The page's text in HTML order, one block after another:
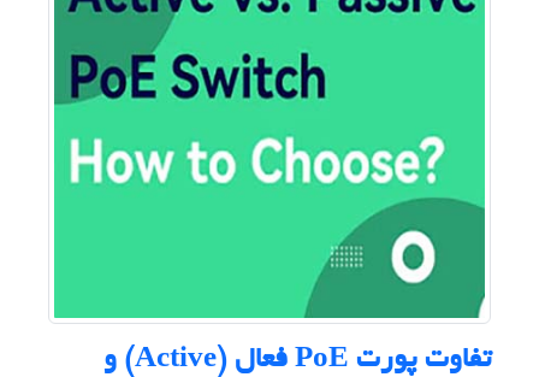
تفاوت پورت PoE فعال (Active) و